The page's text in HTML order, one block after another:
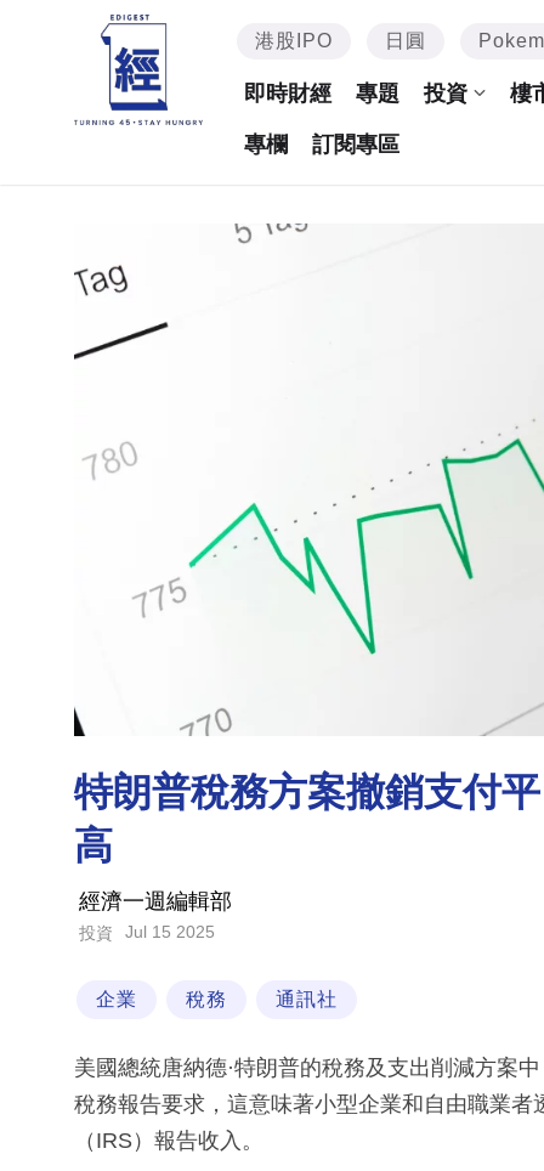
港股IPO 日圓
即時財經 專題 投資 樓
專欄 訂閱專區
特朗普稅務方案撤銷支付
高
經濟一週編輯部
投資 Jul 15 2025
企業 稅務 通訊社
美國總統唐納德·特朗普的稅務及支出削減方案
稅務報告要求，這意味著小型企業和自由職業
（IRS）報告收入。